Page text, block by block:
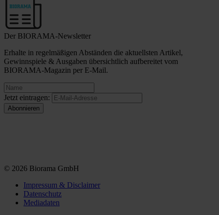
Der BIORAMA-Newsletter
Erhalte in regelmäßigen Abständen die aktuellsten Artikel,
Gewinnspiele & Ausgaben übersichtlich aufbereitet vom
BIORAMA-Magazin per E-Mail.
Jetzt eintragen:
© 2026 Biorama GmbH
Impressum & Disclaimer
Datenschutz
Mediadaten